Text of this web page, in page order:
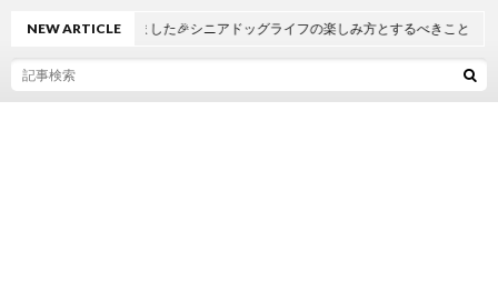
NEW ARTICLE
ブルが7歳になりました🎉シニアドッグライフの楽しみ方とするべきこと